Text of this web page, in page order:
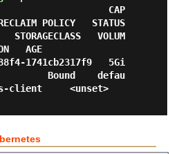
CAP
POLICY   STATUS
VOLUM
AGE
1741cb2317f9   5Gi
Bound    defau
client     <unset>